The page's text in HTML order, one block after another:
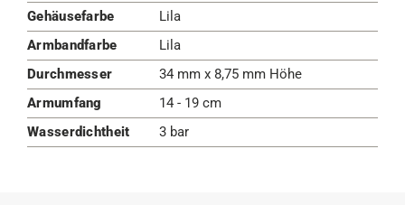
Gehäusefarbe
Lila
Armbandfarbe
Lila
Durchmesser
34 mm x 8,75 mm Höhe
Armumfang
14 - 19 cm
Wasserdichtheit
3 bar